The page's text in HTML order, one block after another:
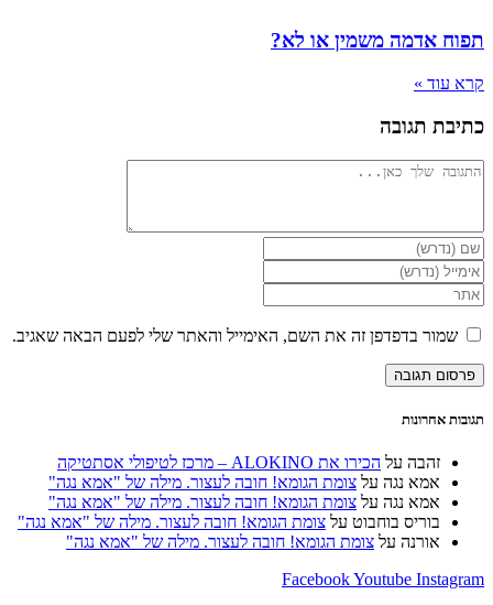
תפוח אדמה משמין או לא?
קרא עוד »
כתיבת תגובה
להגיב
הזן
את
השם
שלך
או
שם
משתמש
כדי
הזן
את
כתובת
דואר
האלקטרוני
שלך
כדי
הזן
את
כתובת
האינטרנט
שלך
שמור בדפדפן זה את השם, האימייל והאתר שלי לפעם הבאה שאגיב.
תגובות אחרונות
זהבה על הכירו את ALOKINO – מרכז לטיפולי אסתטיקה
אמא נגה על צומת הגומא! חובה לעצור. מילה של "אמא נגה"
אמא נגה על צומת הגומא! חובה לעצור. מילה של "אמא נגה"
בוריס בוחבוט על צומת הגומא! חובה לעצור. מילה של "אמא נגה"
אורנה על צומת הגומא! חובה לעצור. מילה של "אמא נגה"
FacebookYoutube Instagram